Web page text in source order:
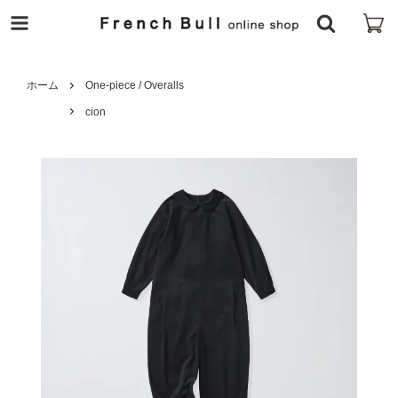
ホーム One-piece / Overalls
cion